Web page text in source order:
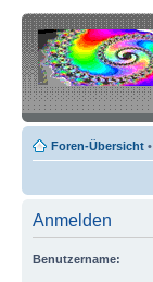
Foren-Übersicht •
Anmelden
Benutzername: